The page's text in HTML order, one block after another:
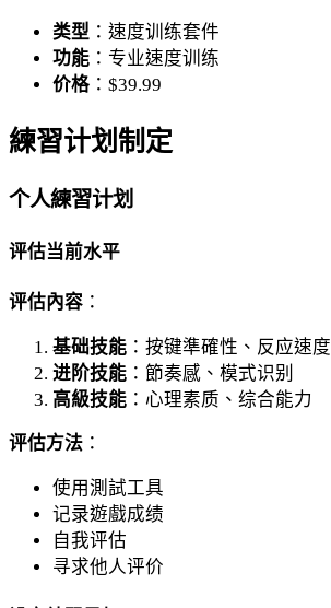
类型 ：速度训练套件
功能 ：专业速度训练
价格 ：$39.99
練習计划制定
个人練習计划
评估当前水平
评估內容 ：
基础技能 ：按键準確性、反应速度
进阶技能 ：節奏感、模式识别
高級技能 ：心理素质、综合能力
评估方法 ：
使用測試工具
记录遊戲成绩
自我评估
寻求他人评价